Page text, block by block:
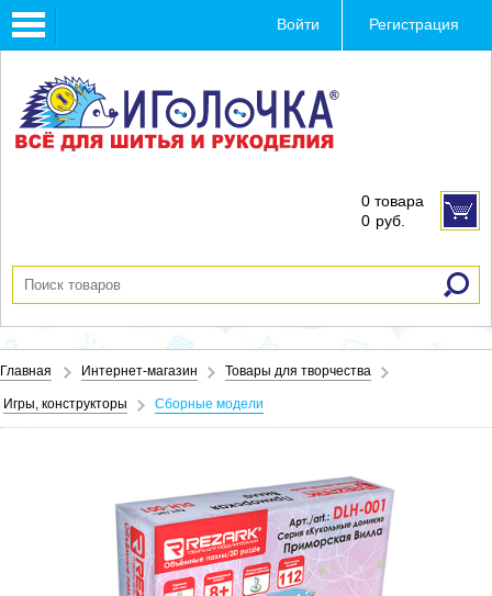
Toggle
navigation
Войти Регистрация
0 товара
0 руб.
Главная Интернет-магазин Товары для творчества
Игры, конструкторы Сборные модели